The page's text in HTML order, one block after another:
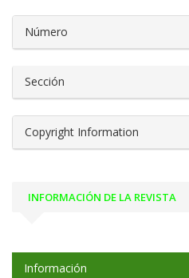
Número
Sección
Copyright Information
INFORMACIÓN DE LA REVISTA
Información